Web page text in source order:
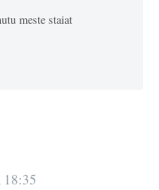
meste staiat
18:35